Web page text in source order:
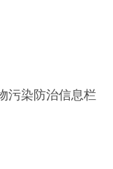
污染防治信息栏